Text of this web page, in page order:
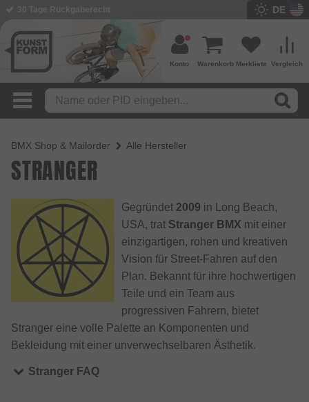
DE
Vergleich
Merkliste
Warenkorb
Konto
BMX Shop & Mailorder Alle Hersteller
STRANGER
Gegründet 2009 in Long Beach,
USA, trat Stranger BMX mit einer
einzigartigen, rohen und kreativen
Vision für Street-Fahren auf den
Plan. Bekannt für ihre hochwertigen
Teile und ein Team aus
progressiven Fahrern, bietet
Stranger eine volle Palette an Komponenten und
Bekleidung mit einer unverwechselbaren Ästhetik.
Stranger FAQ